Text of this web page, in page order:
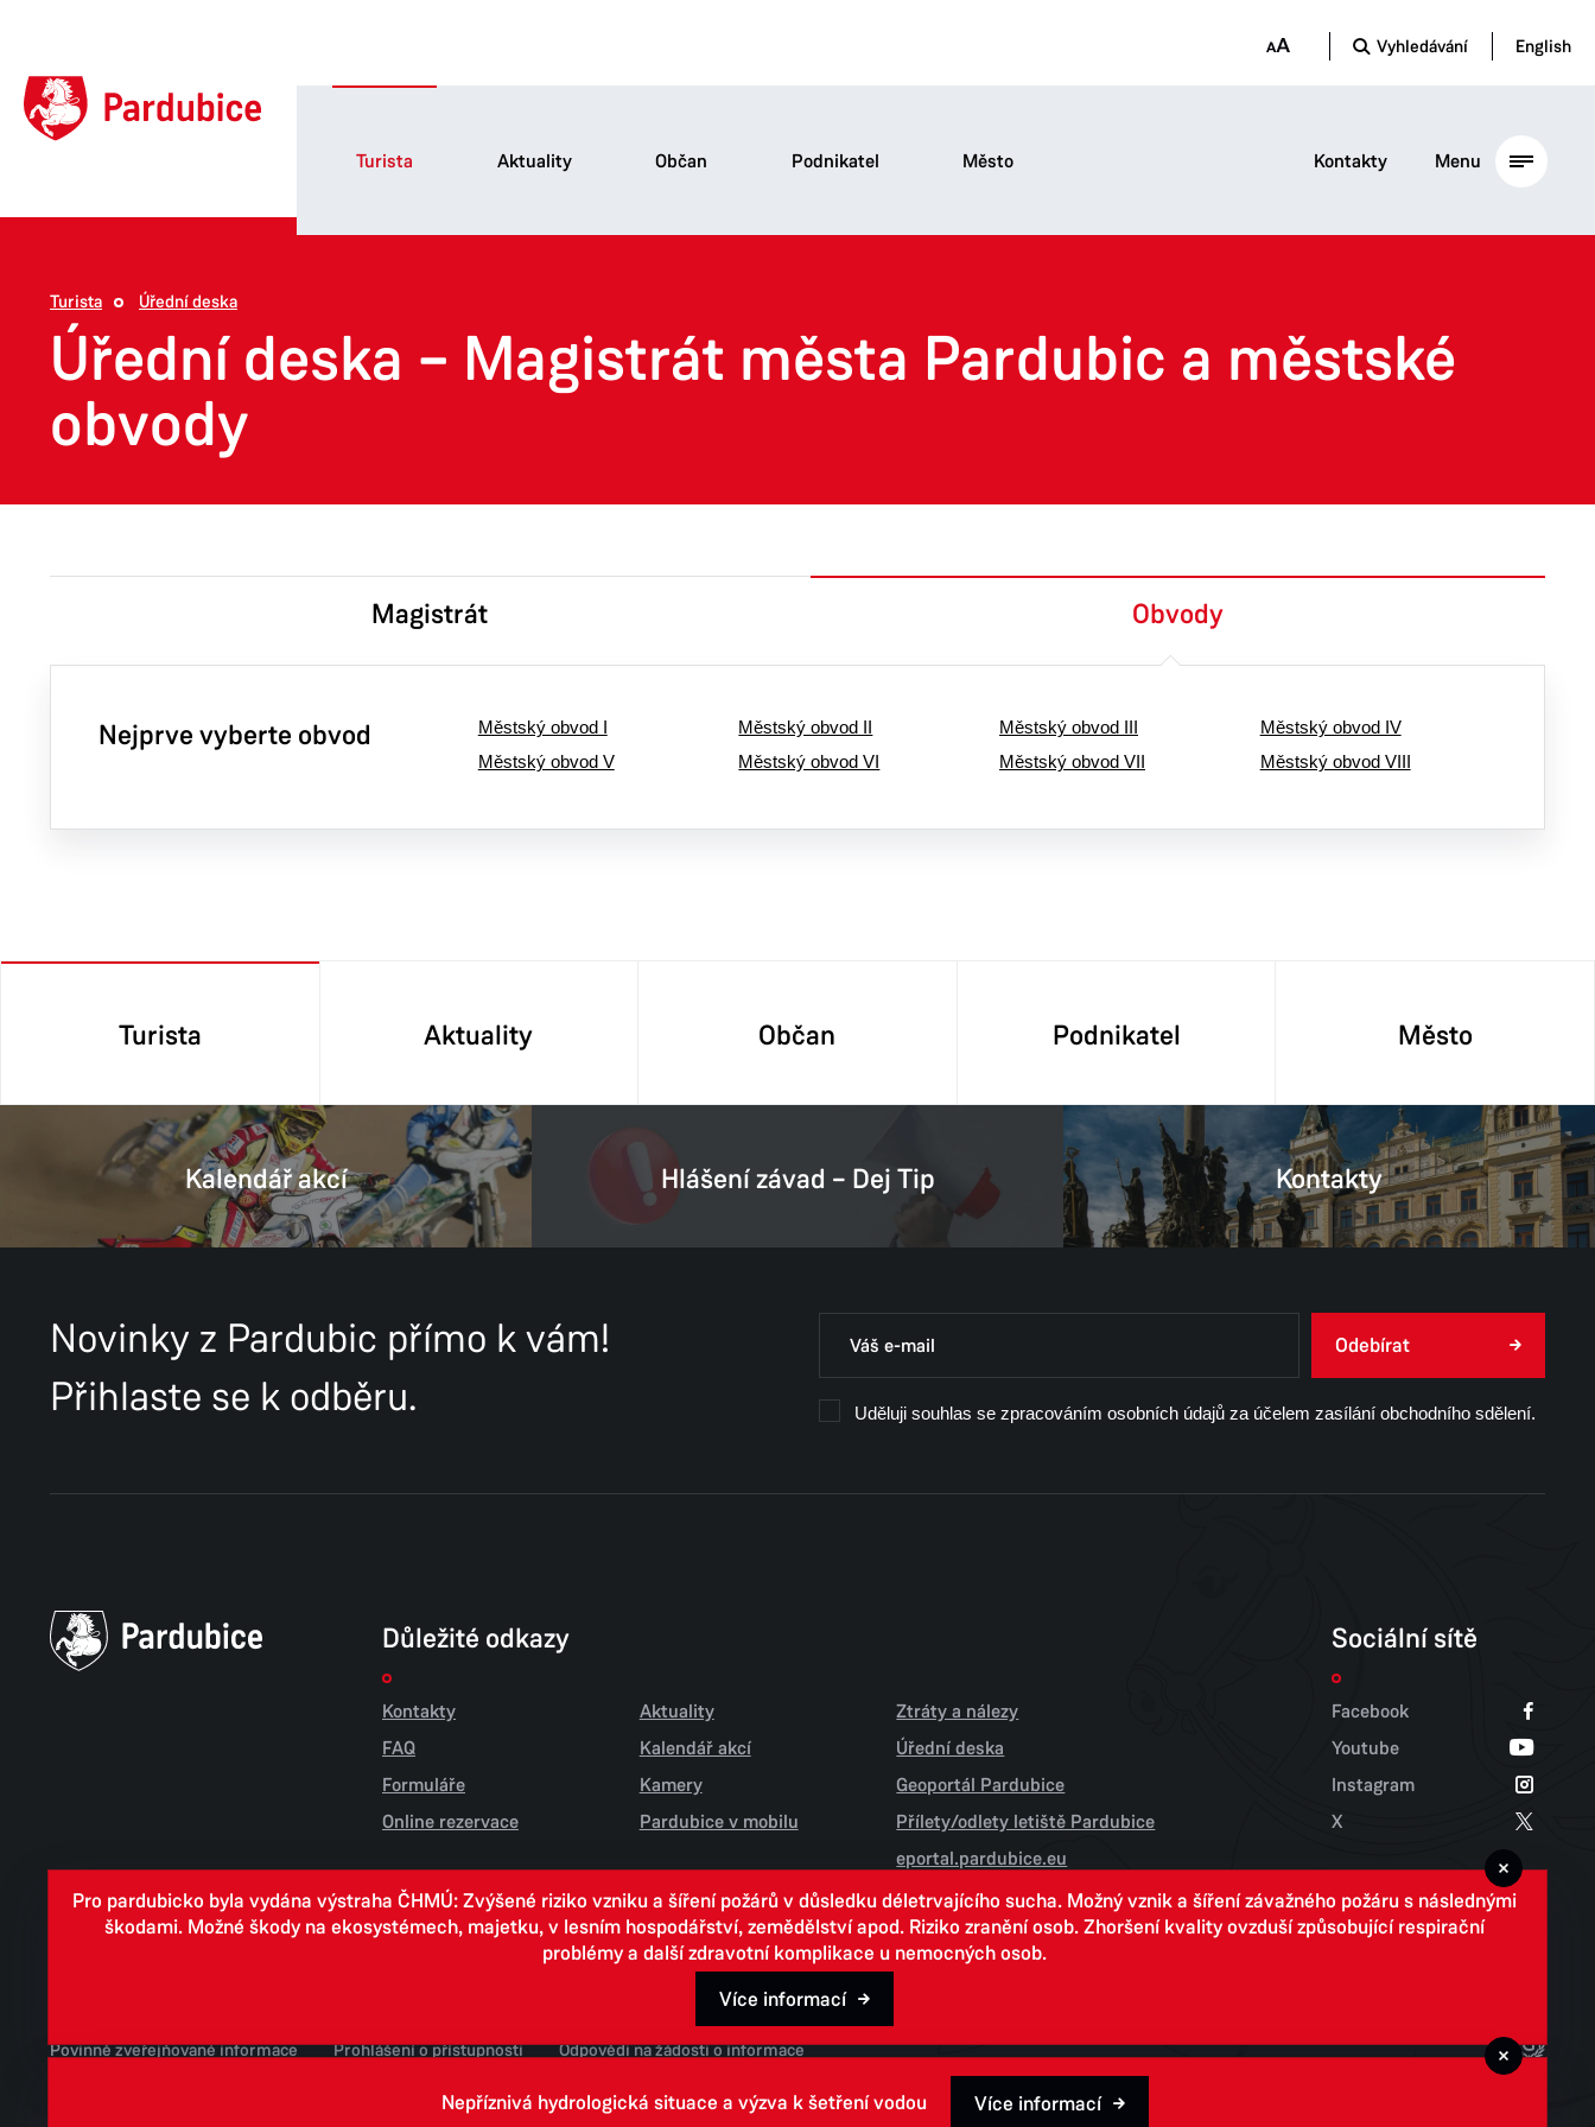
Vyhledávání English
Turista Aktuality Občan Podnikatel Město Kontakty Menu
Turista Úřední deska
Úřední deska – Magistrát města Pardubic a městské
obvody
Magistrát Obvody
Nejprve vyberte obvod Městský obvod I Městský obvod II Městský obvod III
Městský obvod IV
Městský obvod V
Městský obvod VI Městský obvod VII Městský obvod VIII
Turista Aktuality Občan Podnikatel Město
Kalendář akcí Hlášení závad – Dej Tip Kontakty
Novinky z Pardubic přímo k vám!
Přihlaste se k odběru.
Odebírat
Uděluji souhlas se zpracováním osobních údajů za účelem zasílání obchodního sdělení.
Sociální sítě
Facebook
Youtube
Instagram
X
Důležité odkazy
Kontakty
FAQ
Formuláře
Online rezervace
Aktuality
Kalendář akcí
Kamery
Pardubice v mobilu
Ztráty a nálezy
Úřední deska
Geoportál Pardubice
Přílety/odlety letiště Pardubice
eportal.pardubice.eu
Povinně zveřejňované informace
Prohlášení o přístupnosti
Odpovědi na žádosti o informace
Pro pardubicko byla vydána výstraha ČHMÚ: Zvýšené riziko vzniku a šíření požárů v důsledku déletrvajícího sucha. Možný vznik a šíření závažného požáru s následnými
škodami. Možné škody na ekosystémech, majetku, v lesním hospodářství, zemědělství apod. Riziko zranění osob. Zhoršení kvality ovzduší způsobující respirační
problémy a další zdravotní komplikace u nemocných osob.
Více informací
Nepříznivá hydrologická situace a výzva k šetření vodou Více informací